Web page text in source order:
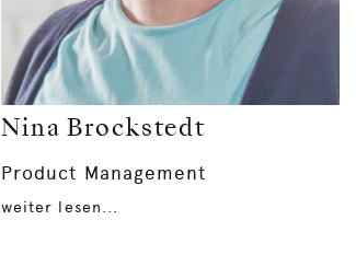
Nina Brockstedt
Product Management
weiter lesen...